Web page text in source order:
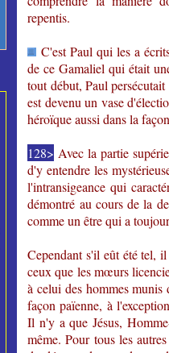
repentis.
C'est Paul qui les a
de ce Gamaliel qui était
tout début, Paul
est devenu un vase
héroïque aussi dans la
128> Avec la partie
d'y entendre les
l'intransigeance qui
démontré au cours de la
comme un être qui a
Cependant s'il eût été tel,
ceux que les mœurs
à celui des hommes
façon païenne, à
Il n'y a que Jésus,
même. Pour tous les